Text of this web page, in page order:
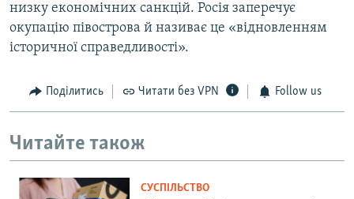
низку економічних санкцій. Росія заперечує
окупацію півострова й називає це «відновленням
історичної справедливості».
Поділитись Читати без VPN Follow us
Читайте також
СУСПІЛЬСТВО